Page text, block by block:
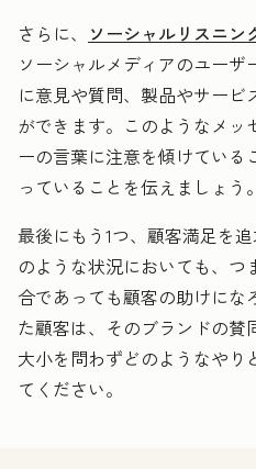
さらに、 ソーシャルリスニン
ソーシャルメディアのユー
に意見や質問、製品やサービ
ができます。このようなメッ
ーの言葉に注意を傾けてい
っていることを伝えましょう。
最後にもう1つ、顧客満足を
のような状況においても、
合であっても顧客の助けにな
た顧客は、そのブランドの賛
大小を問わずどのようなやり
てください。